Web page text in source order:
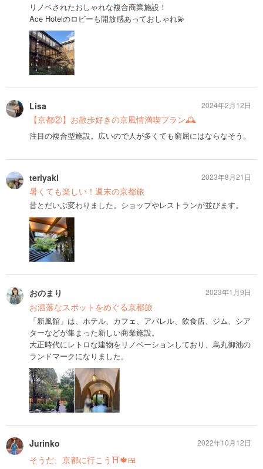
リノベされたおしゃれな複合商業施設！
Ace Hotelのロビーも開放感あっておしゃれ💫
Lisa
【京都②】お散歩好きの京風情満喫プラン🕰️
注目の複合型施設。広いので人が多くても窮屈にはならなそう。
2024年2月12日
teriyaki
暑くても楽しい！週末の京都旅
昔とだいぶ変わりました。ショップやレストランが並びます。
2023年8月21日
おのまり
お洒落なスポットをめぐる京都旅
「新風館」は、ホテル、カフェ、アパレル、飲食店、ジム、シア
ターなどが集まった新しい商業施設。
大正時代にレトロな建物をリノベーションしており、烏丸御池の
ランドマークになりました。
2023年1月9日
Jurinko
そうだ、京都に行こう⛩🍁🍱
2022年10月12日